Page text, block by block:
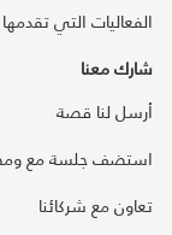
الفعاليات التي
شارك معنا
أرسل لنا قصة
استضف جلسة مع
تعاون مع شركائنا